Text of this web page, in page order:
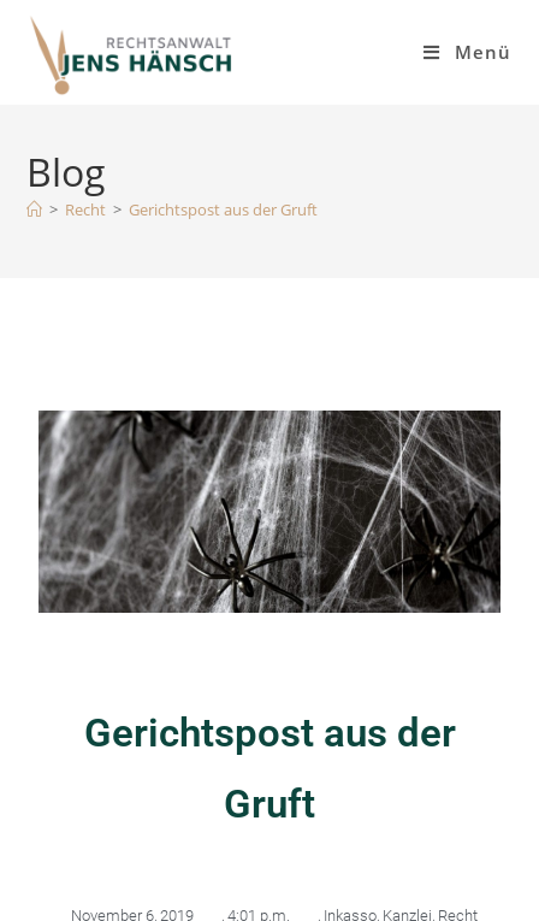
springen
Menü
Blog
> Recht > Gerichtspost aus der Gruft
Gerichtspost aus der
Gruft
November 6, 2019 , 4:01 p.m. , Inkasso, Kanzlei, Recht